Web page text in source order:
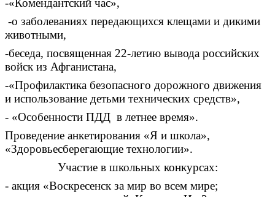
-«Комендантский час»,
-о заболеваниях передающихся клещами и дикими
животными,
-беседа, посвященная 22-летию вывода российских
войск из Афганистана,
-«Профилактика безопасного дорожного движения
и использование детьми технических средств»,
- «Особенности ПДД в летнее время».
Проведение анкетирования «Я и школа»,
«Здоровьесберегающие технологии».
Участие в школьных конкурсах:
- акция «Воскресенск за мир во всем мире;